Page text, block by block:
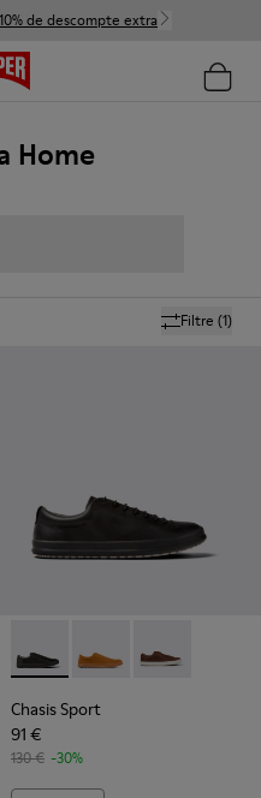
de descompte extra
Home
Filtre (1)
de turmell de pell
004 - Botes de canya baixa
Chasis Sport - K100373-
Chasis Sport -Chasis Sport
Chasis Sport
91 €
130 € -30%